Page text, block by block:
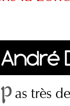
André
as très